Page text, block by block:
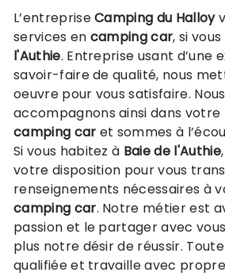
L’entrepriseCamping du Halloy
services en camping car, si
l'Authie. Entreprise usant d’une
savoir-faire de qualité, nous
oeuvre pour vous satisfaire.
accompagnons ainsi dans
camping car et sommes à
Si vous habitez à Baie de l'Authie
votre disposition pour vous
renseignements nécessaires à
camping car. Notre métier est
passion et le partager avec
plus notre désir de réussir.
qualifiée et travaille avec